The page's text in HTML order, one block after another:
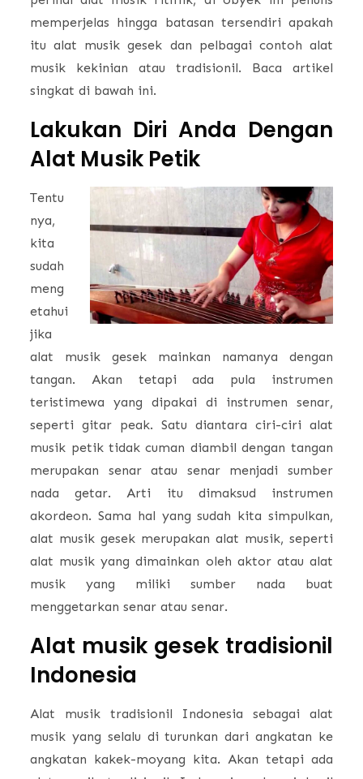
memperjelas hingga batasan tersendiri apakah
itu alat musik gesek dan pelbagai contoh alat
musik kekinian atau tradisionil. Baca artikel
singkat di bawah ini.
Lakukan Diri Anda Dengan
Alat Musik Petik
Tentu
nya,
kita
sudah
meng
etahui
jika
alat musik gesek mainkan namanya dengan
tangan. Akan tetapi ada pula instrumen
teristimewa yang dipakai di instrumen senar,
seperti gitar peak. Satu diantara ciri-ciri alat
musik petik tidak cuman diambil dengan tangan
merupakan senar atau senar menjadi sumber
nada getar. Arti itu dimaksud instrumen
akordeon. Sama hal yang sudah kita simpulkan,
alat musik gesek merupakan alat musik, seperti
alat musik yang dimainkan oleh aktor atau alat
musik yang miliki sumber nada buat
menggetarkan senar atau senar.
Alat musik gesek tradisionil
Indonesia
Alat musik tradisionil Indonesia sebagai alat
musik yang selalu di turunkan dari angkatan ke
angkatan kakek-moyang kita. Akan tetapi ada